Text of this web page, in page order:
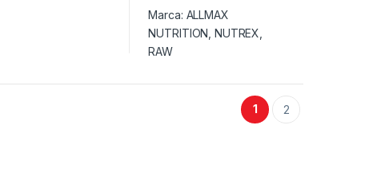
Marca: ALLMAX
NUTRITION NUTREX
RAW
1 2